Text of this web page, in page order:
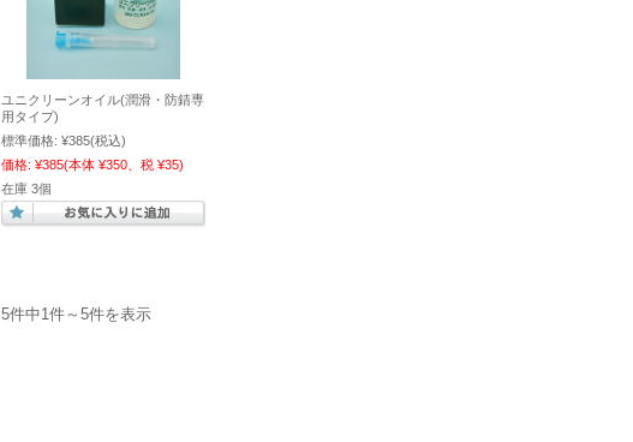
ユニクリーンオイル(潤滑・防錆専
用タイプ)
標準価格: ¥385(税込)
価格: ¥385(本体 ¥350、税 ¥35)
在庫 3個
5件中1件～5件を表示